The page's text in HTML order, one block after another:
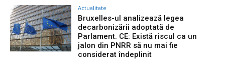
Actualitate
Bruxelles-ul analizează legea
decarbonizării adoptată de
Parlament. CE: Există riscul ca un
jalon din PNRR să nu mai fie
considerat îndeplinit